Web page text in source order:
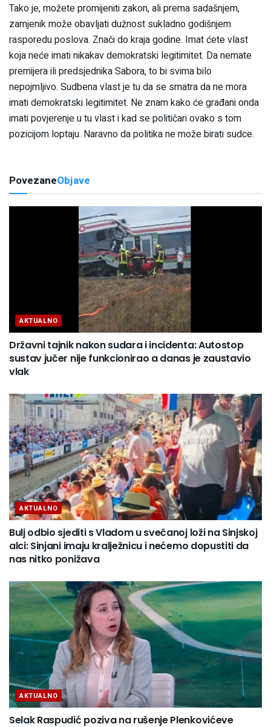
Tako je, možete promijeniti zakon, ali prema sadašnjem,
zamjenik može obavljati dužnost sukladno godišnjem
rasporedu poslova. Znači do kraja godine. Imat ćete vlast
koja neće imati nikakav demokratski legitimitet. Da nemate
premijera ili predsjednika Sabora, to bi svima bilo
nepojmljivo. Sudbena vlast je tu da se smatra da ne mora
imati demokratski legitimitet. Ne znam kako će građani onda
imati povjerenje u tu vlast i kad se političari ovako s tom
pozicijom loptaju. Naravno da politika ne može birati sudce.
PovezaneObjave
AKTUALNO
Državni tajnik nakon sudara i incidenta: Autostop
sustav jučer nije funkcionirao a danas je zaustavio
vlak
AKTUALNO
Bulj odbio sjediti s Vladom u svečanoj loži na Sinjskoj
alci: Sinjani imaju kralježnicu i nećemo dopustiti da
nas nitko ponižava
AKTUALNO
Selak Raspudić poziva na rušenje Plenkovićeve